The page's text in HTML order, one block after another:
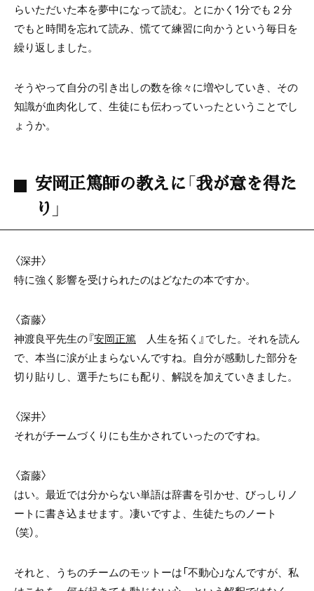
らいただいた本を夢中になって読む。とにかく1分でも２分
でもと時間を忘れて読み、慌てて練習に向かうという毎日を
繰り返しました。
そうやって自分の引き出しの数を徐々に増やしていき、その
知識が血肉化して、生徒にも伝わっていったということでし
ょうか。
安岡正篤師の教えに「我が意を得た
り」
〈深井〉
特に強く影響を受けられたのはどなたの本ですか。
〈斎藤〉
神渡良平先生の『安岡正篤 人生を拓く』でした。それを読ん
で、本当に涙が止まらないんですね。自分が感動した部分を
切り貼りし、選手たちにも配り、解説を加えていきました。
〈深井〉
それがチームづくりにも生かされていったのですね。
〈斎藤〉
はい。最近では分からない単語は辞書を引かせ、びっしりノ
ートに書き込ませます。凄いですよ、生徒たちのノート
（笑）。
それと、うちのチームのモットーは「不動心」なんですが、私